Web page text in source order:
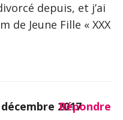
depuis, et j’ai
de Jeune Fille « XXX
2017
Répondre